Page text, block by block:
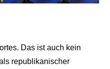
Das ist auch kein
republikanischer